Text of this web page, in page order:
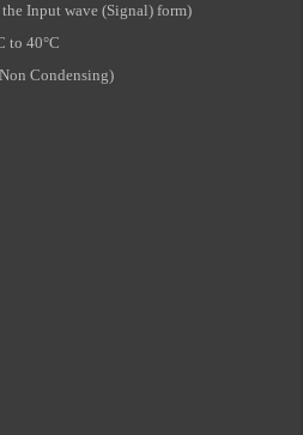
Input wave (Signal) form)
to 40°C
Condensing)